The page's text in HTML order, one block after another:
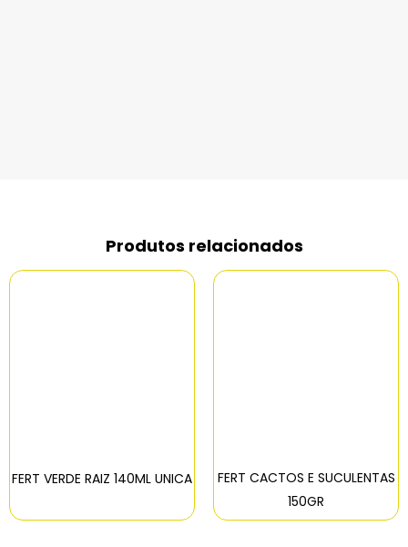
Produtos relacionados
FERT VERDE RAIZ 140ML UNICA
FERT CACTOS E SUCULENTAS
150GR